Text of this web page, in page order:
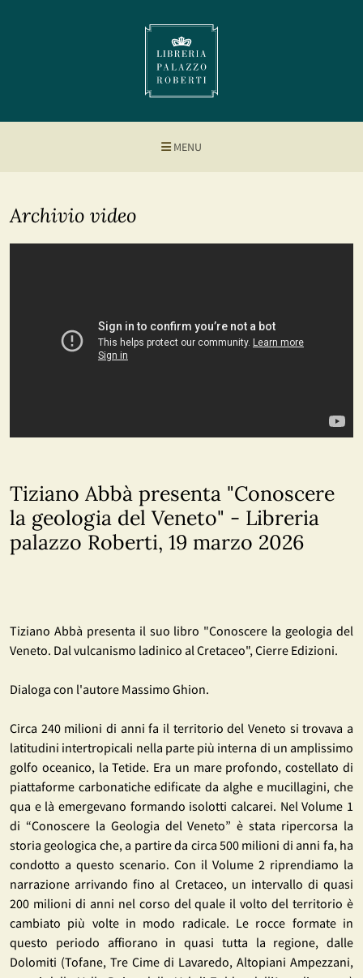
MENU
Archivio video
Tiziano Abbà presenta "Conoscere
la geologia del Veneto" - Libreria
palazzo Roberti, 19 marzo 2026
Tiziano Abbà presenta il suo libro "Conoscere la geologia del
Veneto. Dal vulcanismo ladinico al Cretaceo", Cierre Edizioni.
Dialoga con l'autore Massimo Ghion.
Circa 240 milioni di anni fa il territorio del Veneto si trovava a
latitudini intertropicali nella parte più interna di un amplissimo
golfo oceanico, la Tetide. Era un mare profondo, costellato di
piattaforme carbonatiche edificate da alghe e mucillagini, che
qua e là emergevano formando isolotti calcarei. Nel Volume 1
di “Conoscere la Geologia del Veneto” è stata ripercorsa la
storia geologica che, a partire da circa 500 milioni di anni fa, ha
condotto a questo scenario. Con il Volume 2 riprendiamo la
narrazione arrivando fino al Cretaceo, un intervallo di quasi
200 milioni di anni nel corso del quale il volto del territorio è
cambiato più volte in modo radicale. Le rocce formate in
questo periodo affiorano in quasi tutta la regione, dalle
Dolomiti (Tofane, Tre Cime di Lavaredo, Altopiani Ampezzani,